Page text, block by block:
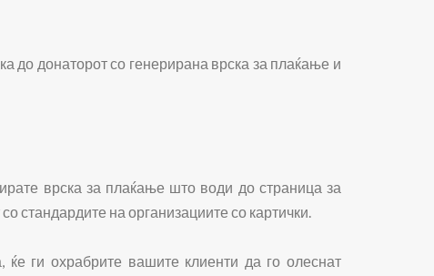
до донаторот со генерирана врска за плаќање и
врска за плаќање што води до страница за
стандардите на организациите со картички.
ги охрабрите вашите клиенти да го олеснат